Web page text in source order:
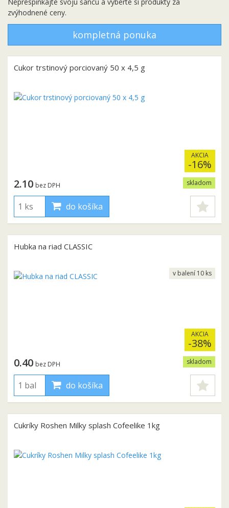
zvýhodnené ceny.
kompletná ponuka
Cukor trstinový porciovaný 50 x 4,5 g
AKCIA
-16%
skladom
2.10 bez DPH
do košíka
Hubka na riad CLASSIC
AKCIA
-38%
skladom
0.40 bez DPH
do košíka
v balení 10 ks
Cukríky Roshen Milky splash Cofeelike 1kg